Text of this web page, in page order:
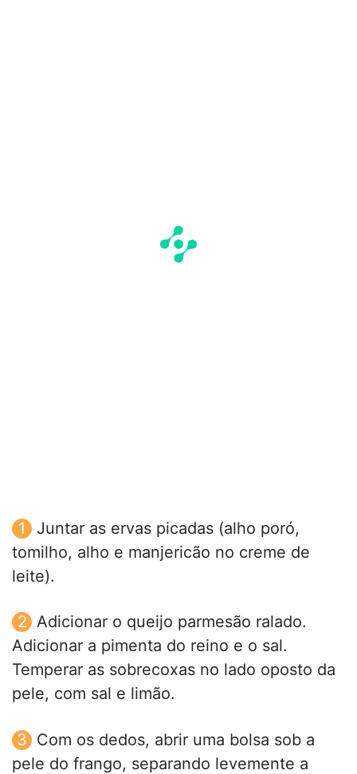
Juntar as ervas picadas (alho poró,
tomilho, alho e manjericão no creme de
leite).
Adicionar o queijo parmesão ralado.
Adicionar a pimenta do reino e o sal.
Temperar as sobrecoxas no lado oposto da
pele, com sal e limão.
Com os dedos, abrir uma bolsa sob a
pele do frango, separando levemente a